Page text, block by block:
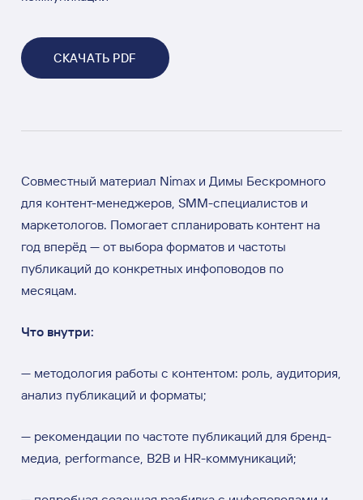
СКАЧАТЬ PDF
Совместный материал Nimax и Димы Бескромного
для контент-менеджеров, SMM-специалистов и
маркетологов. Помогает спланировать контент на
год вперёд — от выбора форматов и частоты
публикаций до конкретных инфоповодов по
месяцам.
Что внутри:
— методология работы с контентом: роль, аудитория,
анализ публикаций и форматы;
— рекомендации по частоте публикаций для бренд-
медиа, performance, B2B и HR-коммуникаций;